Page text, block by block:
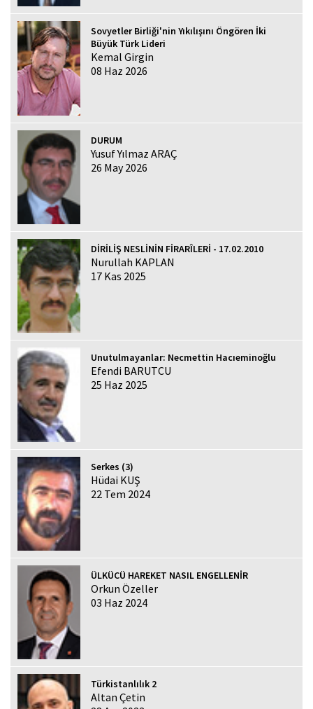
Sovyetler Birliği'nin Yıkılışını Öngören İki
Büyük Türk Lideri
Kemal Girgin
08 Haz 2026
DURUM
Yusuf Yılmaz ARAÇ
26 May 2026
DİRİLİŞ NESLİNİN FİRARÎLERİ - 17.02.2010
Nurullah KAPLAN
17 Kas 2025
Unutulmayanlar: Necmettin Hacıeminoğlu
Efendi BARUTCU
25 Haz 2025
Serkes (3)
Hüdai KUŞ
22 Tem 2024
ÜLKÜCÜ HAREKET NASIL ENGELLENİR
Orkun Özeller
03 Haz 2024
Türkistanlılık 2
Altan Çetin